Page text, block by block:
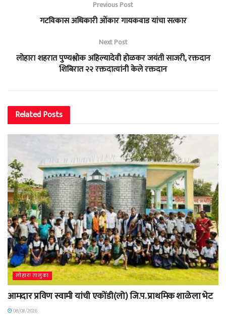
Previous Post
गटविकास अधिकारी ओंकार गायकवाड यांचा सत्कार
Next Post
लोहारा शहरात पुण्यश्लोक अहिल्यादेवी होळकर जयंती साजरी, रक्तदान
शिबिरात २२ रक्तदात्यांनी केले रक्तदान
RelatedPosts
लोहारा तालुका
आमदार प्रविण स्वामी यांची एकोंडी(लो) जि.प. प्राथमिक शाळेला भेट
08/08/2026